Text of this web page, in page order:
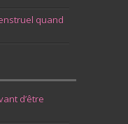
quand
d’être